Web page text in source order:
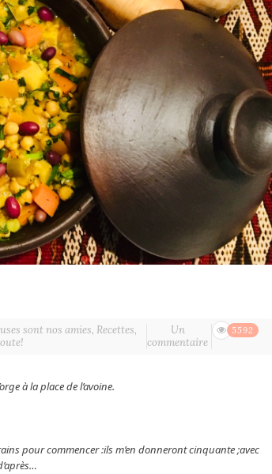
sont nos amies, Recettes,
Un
commentaire
5592
à la place de l’avoine.
pour commencer :ils m’en donneront cinquante ;avec